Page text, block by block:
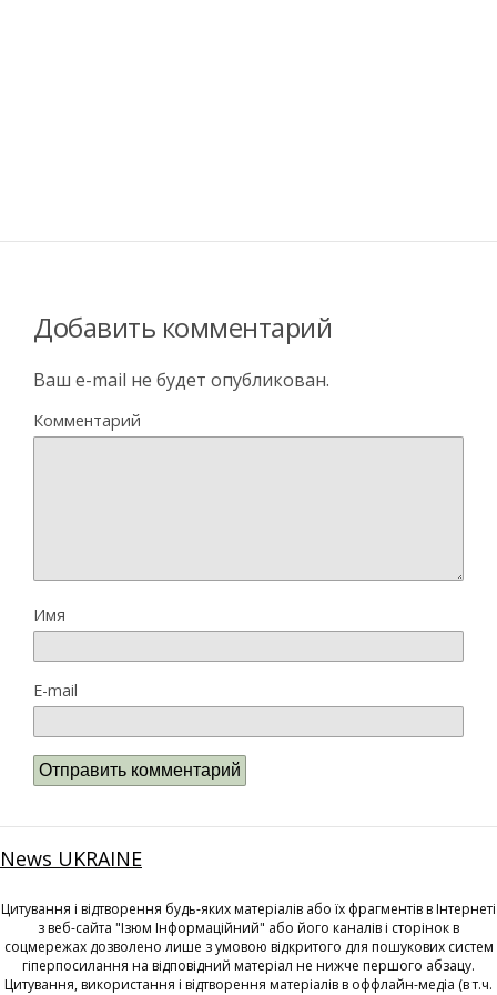
Добавить комментарий
Ваш e-mail не будет опубликован.
Комментарий
Имя
E-mail
News UKRAINE
Цитування і відтворення будь-яких матеріалів або їх фрагментів в Інтернеті
з веб-сайта "Ізюм Інформаційний" або його каналів і сторінок в
соцмережах дозволено лише з умовою відкритого для пошукових систем
гіперпосилання на відповідний матеріал не нижче першого абзацу.
Цитування, використання і відтворення матеріалів в оффлайн-медіа (в т.ч.